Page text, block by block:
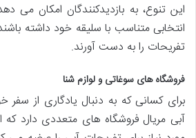
این تنوع، به بازدیدکنندگان امکان می
انتخابی متناسب با سلیقه خود داشته
تفریحات را به دست آورند.
فروشگاه های سوغاتی و لوازم شنا
برای کسانی که به دنبال یادگاری از سفر
آبی مریال فروشگاه های متعددی دارد که